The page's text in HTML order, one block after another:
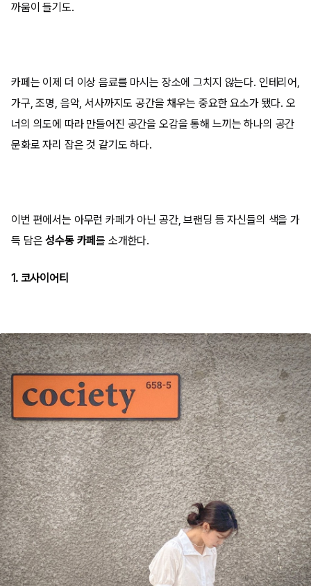
까움이 들기도.
카페는 이제 더 이상 음료를 마시는 장소에 그치지 않는다. 인테리어,
가구, 조명, 음악, 서사까지도 공간을 채우는 중요한 요소가 됐다. 오
너의 의도에 따라 만들어진 공간을 오감을 통해 느끼는 하나의 공간
문화로 자리 잡은 것 같기도 하다.
이번 편에서는 아무런 카페가 아닌 공간, 브랜딩 등 자신들의 색을 가
득 담은성수동 카페를 소개한다.
1. 코사이어티